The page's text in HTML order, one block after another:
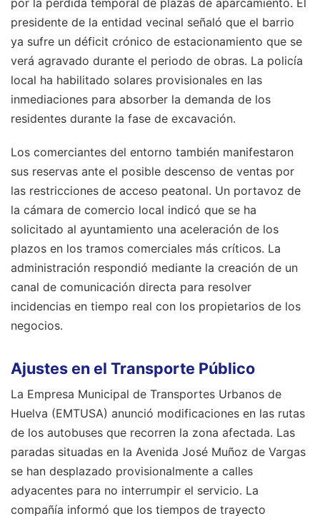
por la pérdida temporal de plazas de aparcamiento. El
presidente de la entidad vecinal señaló que el barrio
ya sufre un déficit crónico de estacionamiento que se
verá agravado durante el periodo de obras. La policía
local ha habilitado solares provisionales en las
inmediaciones para absorber la demanda de los
residentes durante la fase de excavación.
Los comerciantes del entorno también manifestaron
sus reservas ante el posible descenso de ventas por
las restricciones de acceso peatonal. Un portavoz de
la cámara de comercio local indicó que se ha
solicitado al ayuntamiento una aceleración de los
plazos en los tramos comerciales más críticos. La
administración respondió mediante la creación de un
canal de comunicación directa para resolver
incidencias en tiempo real con los propietarios de los
negocios.
Ajustes en el Transporte Público
La Empresa Municipal de Transportes Urbanos de
Huelva (EMTUSA) anunció modificaciones en las rutas
de los autobuses que recorren la zona afectada. Las
paradas situadas en la Avenida José Muñoz de Vargas
se han desplazado provisionalmente a calles
adyacentes para no interrumpir el servicio. La
compañía informó que los tiempos de trayecto